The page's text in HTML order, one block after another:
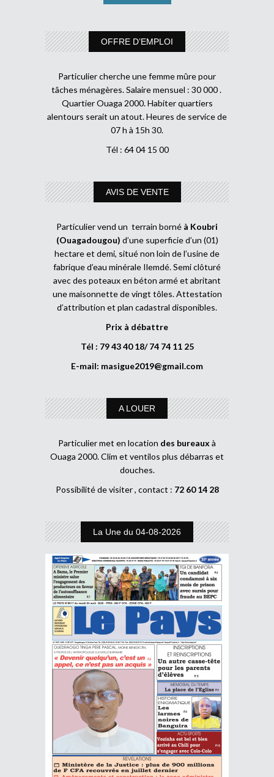
OFFRE D’EMPLOI
Particulier cherche une femme mûre pour
tâches ménagères. Salaire mensuel : 30 000 .
Quartier Ouaga 2000. Habiter quartiers
alentours serait un atout. Heures de service de
07 h à 15h 30.
Tél : 64 04 15 00
AVIS DE VENTE
Particulier vend un terrain borné à Koubri
(Ouagadougou) d’une superficie d’un (01)
hectare et demi, situé non loin de l’usine de
fabrique d’eau minérale Ilemdé. Semi clôturé
avec des poteaux en béton armé et abritant
une maisonnette de vingt tôles. Attestation
d’attribution et plan cadastral disponibles.
Prix à débattre
Tél : 79 43 40 18/ 74 74 11 25
E-mail: masigue2019@gmail.com
A LOUER
Particulier met en location des bureaux à
Ouaga 2000. Clim et ventilos plus débarras et
douches.
Possibilité de visiter , contact : 72 60 14 28
La Une du 04-08-2026